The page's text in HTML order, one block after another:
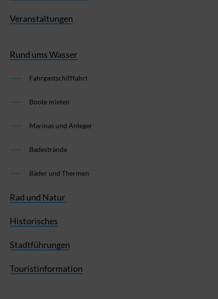
Veranstaltungen
Rund ums Wasser
Fahrgastschifffahrt
Boote mieten
Marinas und Anleger
Badestrände
Bäder und Thermen
Rad und Natur
Historisches
Stadtführungen
Touristinformation